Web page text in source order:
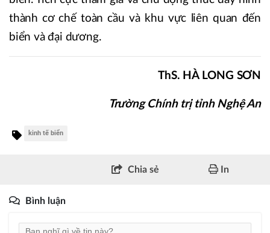
thành cơ chế toàn cầu và khu vực liên quan đến
biển và đại dương.
ThS. HÀ LONG SƠN
Trường Chính trị tỉnh Nghệ An
kinh tế biển
Chia sẻ In
Bình luận